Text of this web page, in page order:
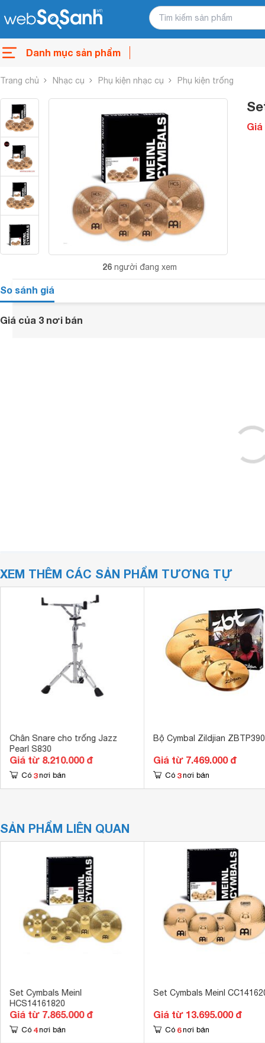
Danh mục sản phẩm
Trang chủ Nhạc cụ Phụ kiện nhạc cụ Phụ kiện trống
26 người đang xem
Giá
So sánh giá
Giá của 3 nơi bán
XEM THÊM CÁC SẢN PHẨM TƯƠNG TỰ
Chân Snare cho trống Jazz
Pearl S830
Giá từ 8.210.000 đ
Có 3 nơi bán
Bộ Cymbal Zildjian
Giá từ 7.469.000 đ
Có 3 nơi bán
SẢN PHẨM LIÊN QUAN
Set Cymbals Meinl
HCS14161820
Giá từ 7.865.000 đ
Có 4 nơi bán
Set Cymbals Meinl
Giá từ 13.695.000 đ
Có 6 nơi bán